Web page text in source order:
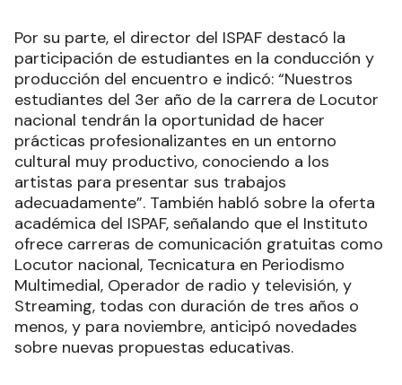
Por su parte, el director del ISPAF destacó la
participación de estudiantes en la conducción y
producción del encuentro e indicó: “Nuestros
estudiantes del 3er año de la carrera de Locutor
nacional tendrán la oportunidad de hacer
prácticas profesionalizantes en un entorno
cultural muy productivo, conociendo a los
artistas para presentar sus trabajos
adecuadamente”. También habló sobre la oferta
académica del ISPAF, señalando que el Instituto
ofrece carreras de comunicación gratuitas como
Locutor nacional, Tecnicatura en Periodismo
Multimedial, Operador de radio y televisión, y
Streaming, todas con duración de tres años o
menos, y para noviembre, anticipó novedades
sobre nuevas propuestas educativas.